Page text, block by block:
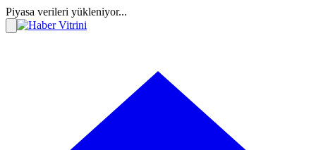
Piyasa verileri yükleniyor...